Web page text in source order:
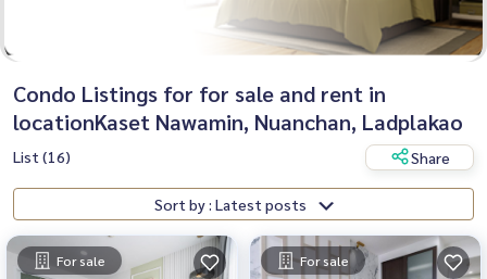
Condo Listings for for sale and rent in
locationKaset Nawamin, Nuanchan, Ladplakao
List (16) Share
Sort by : Latest posts
For sale For sale